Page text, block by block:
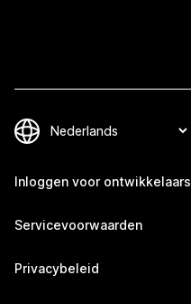
Inloggen voor ontwikkelaars
Servicevoorwaarden
Privacybeleid